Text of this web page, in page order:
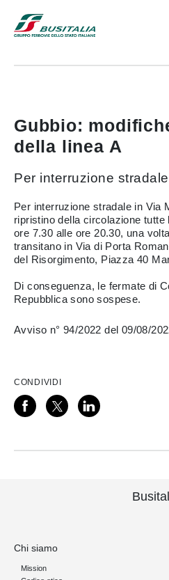
Gubbio:
della linea A
Per interruzione
Per interruzione stradale in Via
ripristino della circolazione tutte
ore 7.30 alle ore 20.30, una
transitano in Via di Porta
del Risorgimento, Piazza 40
Di conseguenza, le fermate di
Repubblica sono sospese.
Avviso n° 94/2022 del 09/08/
CONDIVIDI
Chi siamo
Mission